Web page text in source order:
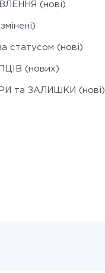
(нові)
статусом (нові)
(нових)
та ЗАЛИШКИ (нові)